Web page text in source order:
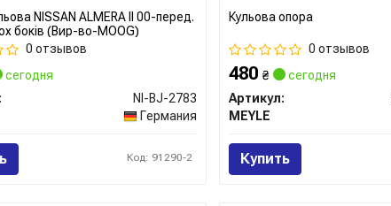
NISSAN ALMERA II 00-перед.
боків (Вир-во-MOOG)
0 отзывов
сегодня
NI-BJ-2783
Германия
Код: 91290-2
Кульова опора
0 отзывов
480₴
сегодня
Артикул:
MEYLE
Купить